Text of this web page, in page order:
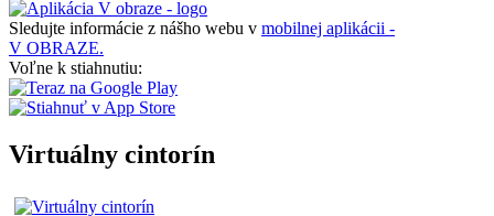
Sledujte informácie z nášho webu v mobilnej aplikácii -
V OBRAZE.
Voľne k stiahnutiu:
Virtuálny cintorín